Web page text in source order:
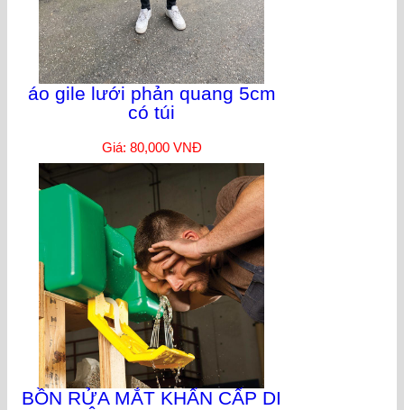
áo gile lưới phản quang 5cm
có túi
Giá: 80,000 VNĐ
BỒN RỬA MẮT KHẨN CẤP DI